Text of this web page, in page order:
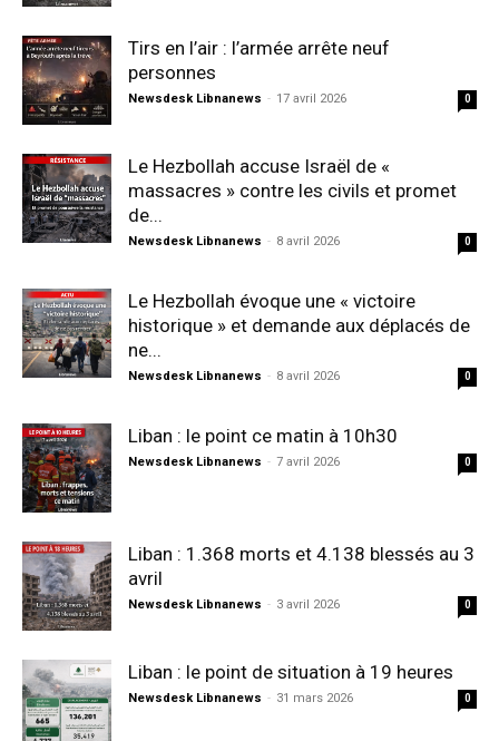
Tirs en l’air : l’armée arrête neuf
personnes
Newsdesk Libnanews - 17 avril 2026 0
Le Hezbollah accuse Israël de «
massacres » contre les civils et promet
de...
Newsdesk Libnanews - 8 avril 2026 0
Le Hezbollah évoque une « victoire
historique » et demande aux déplacés de
ne...
Newsdesk Libnanews - 8 avril 2026 0
Liban : le point ce matin à 10h30
Newsdesk Libnanews - 7 avril 2026 0
Liban : 1.368 morts et 4.138 blessés au 3
avril
Newsdesk Libnanews - 3 avril 2026 0
Liban : le point de situation à 19 heures
Newsdesk Libnanews - 31 mars 2026 0